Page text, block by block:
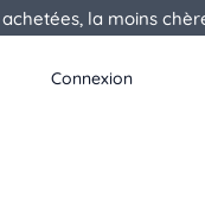
la moins
Connexion